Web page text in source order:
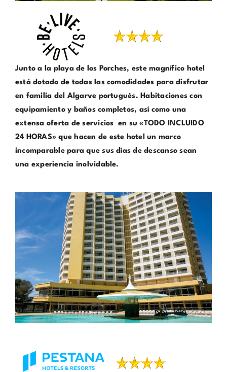
Junto a la playa de los Porches, este magnífico hotel
está dotado de todas las comodidades para disfrutar
en familia del Algarve portugués. Habitaciones con
equipamiento y baños completos, así como una
extensa oferta de servicios en su «TODO INCLUIDO
24 HORAS» que hacen de este hotel un marco
incomparable para que sus días de descanso sean
una experiencia inolvidable.